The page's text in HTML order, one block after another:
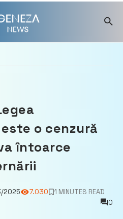
o cenzură
întoarce
2025 7.030
1 MINUTES READ
0